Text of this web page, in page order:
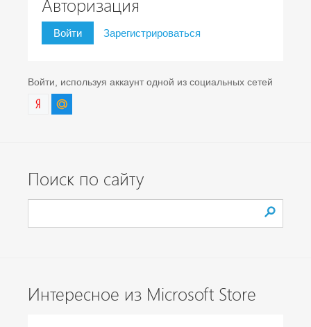
Авторизация
Войти Зарегистрироваться
Войти, используя аккаунт одной из социальных сетей
Поиск по сайту
Интересное из Microsoft Store